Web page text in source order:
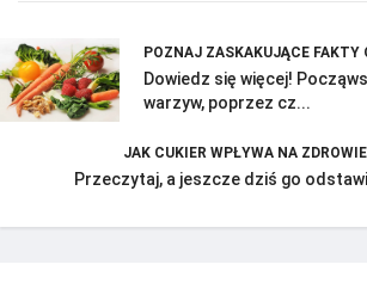
POZNAJ ZASKAKUJĄCE FAKTY
Dowiedz się więcej!
warzyw, poprzez cz...
JAK CUKIER WPŁYWA NA
Przeczytaj, a jeszcze dziś go